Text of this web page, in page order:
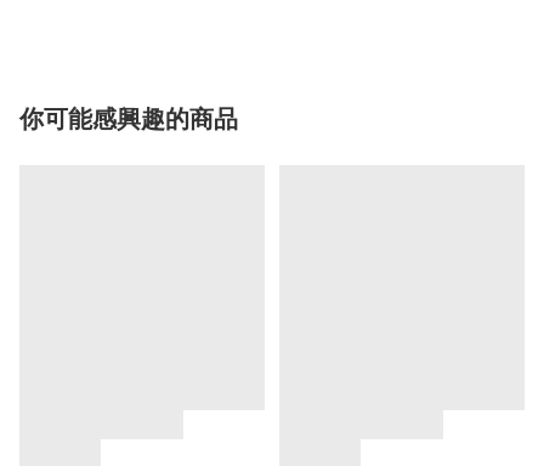
你可能感興趣的商品